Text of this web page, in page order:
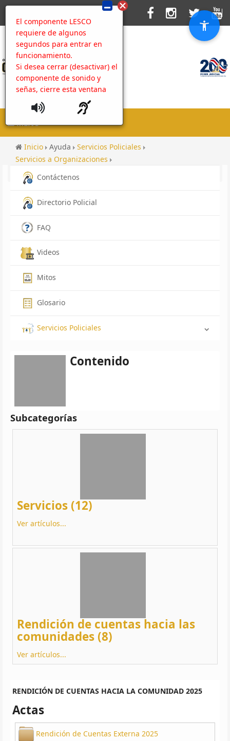
El componente LESCO
requiere de algunos
segundos para entrar en
funcionamiento.
Si desea cerrar (desactivar) el
componente de sonido y
señas, cierre esta ventana
MENU
Inicio Ayuda
Servicios Policiales
Servicios a Organizaciones
Solicitud de información estadística
Contáctenos
Directorio Policial
FAQ
Videos
Mitos
Glosario
Servicios Policiales
Contenido
Subcategorías
Servicios (12)
Ver artículos...
Rendición de cuentas hacia las
comunidades (8)
Ver artículos...
RENDICIÓN DE CUENTAS HACIA LA COMUNIDAD 2025
Actas
Rendición de Cuentas Externa 2025